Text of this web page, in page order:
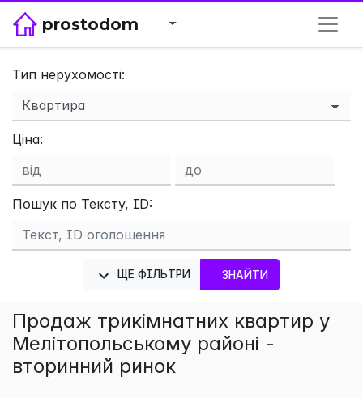
prostodom
Тип нерухомості:
Ціна:
Пошук по Тексту, ID:
ЩЕ ФІЛЬТРИ ЗНАЙТИ
Продаж трикімнатних квартир у
Мелітопольському районі -
вторинний ринок